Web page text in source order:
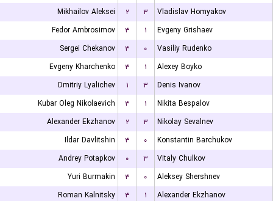
Mikhailov Aleksei
۲ ۳
Vladislav Homyakov
Fedor Ambrosimov
۳ ۱
Evgeny Grishaev
Sergei Chekanov
۳ ۰
Vasiliy Rudenko
Evgeny Kharchenko
۳ ۱
Alexey Boyko
Dmitriy Lyalichev
۱ ۳
Denis Ivanov
Kubar Oleg Nikolaevich
۳ ۱
Nikita Bespalov
Alexander Ekzhanov
۲ ۳
Nikolay Sevalnev
Ildar Davlitshin
۳ ۰
Konstantin Barchukov
Andrey Potapkov
۰ ۳
Vitaly Chulkov
Yuri Burmakin
۳ ۰
Aleksey Shershnev
Roman Kalnitsky
۳ ۱ Alexander Ekzhanov